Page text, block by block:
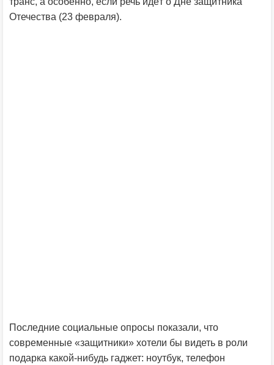
Отечества (23 февраля).
Последние социальные опросы показали, что
современные «защитники» хотели бы видеть в роли
подарка какой-нибудь гаджет: ноутбук, телефон